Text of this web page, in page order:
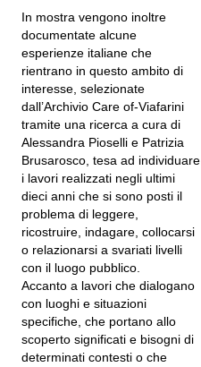
In mostra vengono inoltre
documentate alcune
esperienze italiane che
rientrano in questo ambito di
interesse, selezionate
dall’Archivio Care of-Viafarini
tramite una ricerca a cura di
Alessandra Pioselli e Patrizia
Brusarosco, tesa ad individuare
i lavori realizzati negli ultimi
dieci anni che si sono posti il
problema di leggere,
ricostruire, indagare, collocarsi
o relazionarsi a svariati livelli
con il luogo pubblico.
Accanto a lavori che dialogano
con luoghi e situazioni
specifiche, che portano allo
scoperto significati e bisogni di
determinati contesti o che